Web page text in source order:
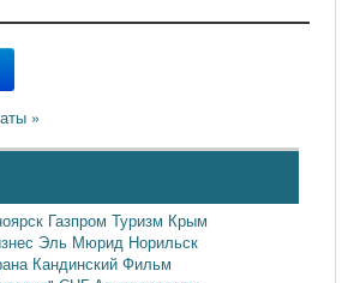
Газпром Туризм Крым
Эль Мюрид Норильск
Кандинский Фильм